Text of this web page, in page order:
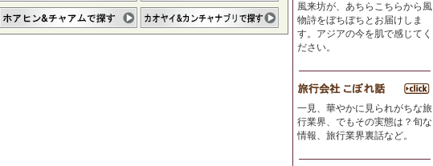
風来坊が、あちらこちらから風
物詩をぼちぼちとお届けしま
す。アジアの今を肌で感じてく
ださい。
一見、華やかに見られがちな旅
行業界、でもその実態は？旬な
情報、旅行業界裏話など。